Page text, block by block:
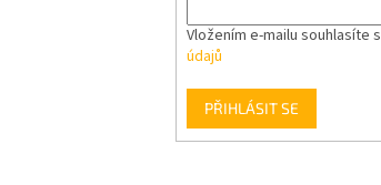
Vložením e-mailu souhlasíte s
údajů
PŘIHLÁSIT SE